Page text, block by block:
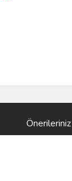
Önerileriniz